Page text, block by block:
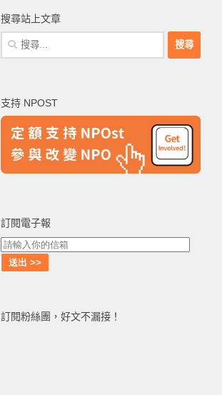
搜尋站上文章
搜
尋
字:
支持 NPOST
訂閱電子報
訂閱粉絲團，好文不漏接！